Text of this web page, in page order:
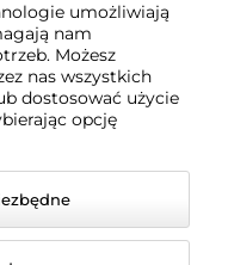
umożliwiają
nam
Możesz
nas wszystkich
dostosować użycie
opcję